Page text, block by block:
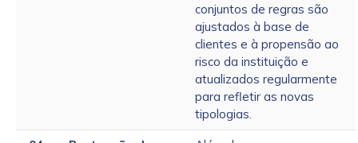
conjuntos de regras são
ajustados à base de
clientes e à propensão ao
risco da instituição e
atualizados regularmente
para refletir as novas
tipologias.